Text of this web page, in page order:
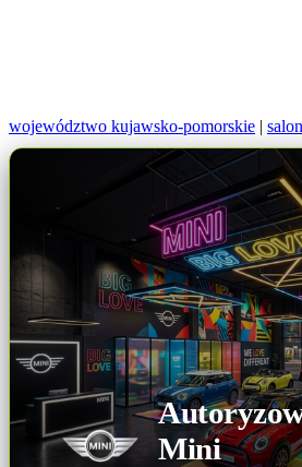
województwo kujawsko-pomorskie |
Mini